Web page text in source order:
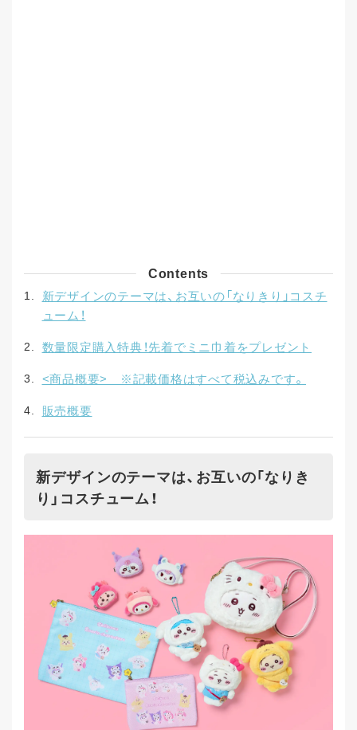
Contents
新デザインのテーマは、お互いの「なりきり」コスチ
ューム！
数量限定購入特典！先着でミニ巾着をプレゼント
<商品概要> ※記載価格はすべて税込みです。
販売概要
新デザインのテーマは、お互いの「なりき
り」コスチューム！